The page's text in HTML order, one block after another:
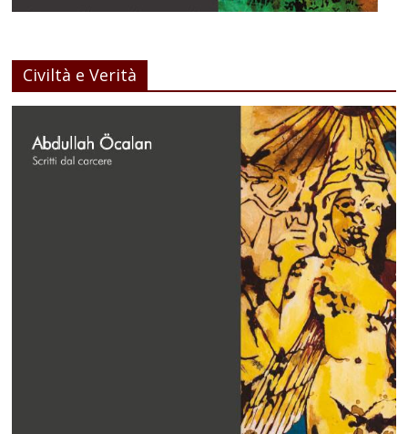
Civiltà e Verità